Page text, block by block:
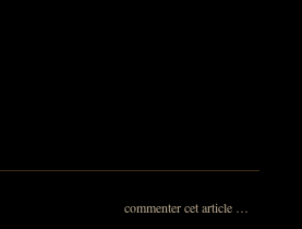
commenter cet article